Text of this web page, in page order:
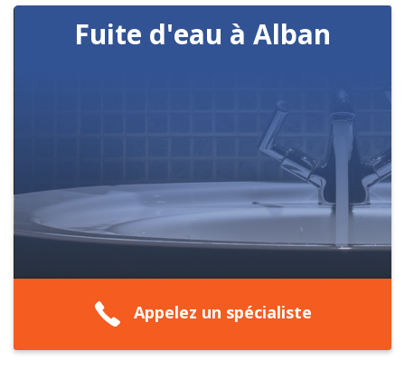
Fuite d'eau à Alban
Appelez un spécialiste